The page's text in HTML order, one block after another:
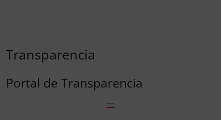
Transparencia
Portal de Transparencia